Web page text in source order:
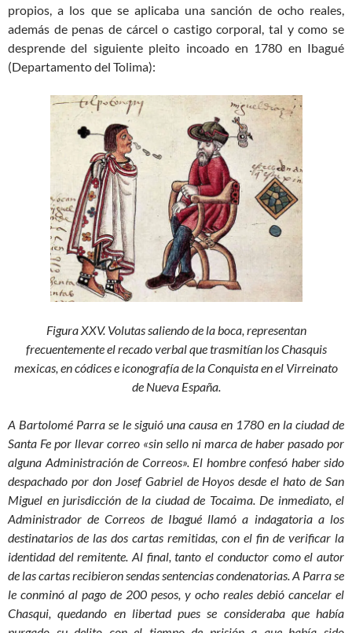
propios, a los que se aplicaba una sanción de ocho reales,
además de penas de cárcel o castigo corporal, tal y como se
desprende del siguiente pleito incoado en 1780 en Ibagué
(Departamento del Tolima):
Figura XXV. Volutas saliendo de la boca, representan
frecuentemente el recado verbal que trasmitían los Chasquis
mexicas, en códices e iconografía de la Conquista en el Virreinato
de Nueva España.
A Bartolomé Parra se le siguió una causa en 1780 en la ciudad de
Santa Fe por llevar correo «sin sello ni marca de haber pasado por
alguna Administración de Correos». El hombre confesó haber sido
despachado por don Josef Gabriel de Hoyos desde el hato de San
Miguel en jurisdicción de la ciudad de Tocaima. De inmediato, el
Administrador de Correos de Ibagué llamó a indagatoria a los
destinatarios de las dos cartas remitidas, con el fin de verificar la
identidad del remitente. Al final, tanto el conductor como el autor
de las cartas recibieron sendas sentencias condenatorias. A Parra se
le conminó al pago de 200 pesos, y ocho reales debió cancelar el
Chasqui, quedando en libertad pues se consideraba que había